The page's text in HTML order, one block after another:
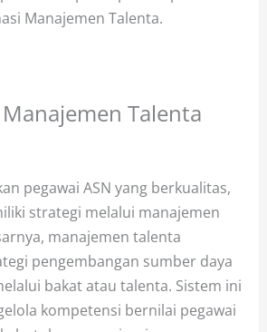
Manajemen Talenta.
Talenta
pegawai ASN yang berkualitas,
strategi melalui manajemen
manajemen talenta
pengembangan sumber daya
bakat atau talenta. Sistem ini
kompetensi bernilai pegawai